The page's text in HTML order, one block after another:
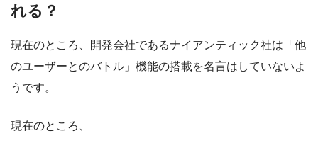
れる？
現在のところ、開発会社であるナイアンティック社は「他
のユーザーとのバトル」機能の搭載を名言はしていないよ
うです。
現在のところ、